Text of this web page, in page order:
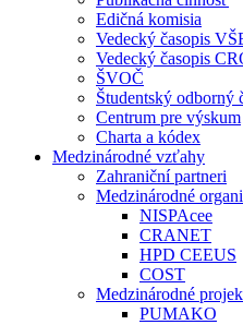
Edičná komisia
Vedecký časopis
Vedecký časopis
ŠVOČ
Študentský odborný
Centrum pre výskum
Charta a kódex
Medzinárodné vzťahy
Zahraniční partneri
Medzinárodné
NISPAcee
CRANET
HPD CEEUS
COST
Medzinárodné
PUMAKO